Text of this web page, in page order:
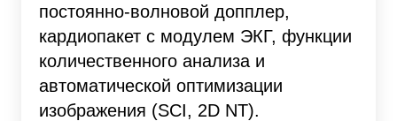
постоянно-волновой допплер,
кардиопакет с модулем ЭКГ, функции
количественного анализа и
автоматической оптимизации
изображения (SCI, 2D NT).